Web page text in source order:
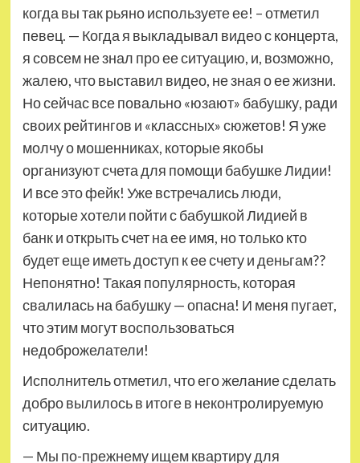
когда вы так рьяно используете ее! – отметил
певец. — Когда я выкладывал видео с концерта,
я совсем не знал про ее ситуацию, и, возможно,
жалею, что выставил видео, не зная о ее жизни.
Но сейчас все повально «юзают» бабушку, ради
своих рейтингов и «классных» сюжетов! Я уже
молчу о мошенниках, которые якобы
организуют счета для помощи бабушке Лидии!
И все это фейк! Уже встречались люди,
которые хотели пойти с бабушкой Лидией в
банк и открыть счет на ее имя, но только кто
будет еще иметь доступ к ее счету и деньгам??
Непонятно! Такая популярность, которая
свалилась на бабушку — опасна! И меня пугает,
что этим могут воспользоваться
недоброжелатели!
Исполнитель отметил, что его желание сделать
добро вылилось в итоге в неконтролируемую
ситуацию.
— Мы по-прежнему ищем квартиру для